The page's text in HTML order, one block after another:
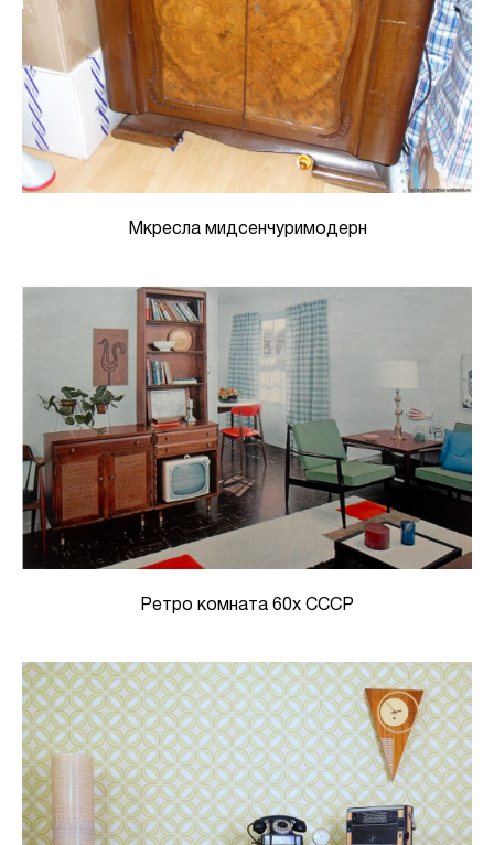
Мкресла мидсенчуримодерн
Ретро комната 60х СССР